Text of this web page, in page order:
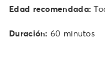
Edad recomendada:
Duración: 60 minutos